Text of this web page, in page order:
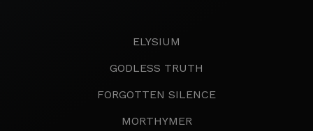
ELYSIUM
GODLESS TRUTH
FORGOTTEN SILENCE
MORTHYMER